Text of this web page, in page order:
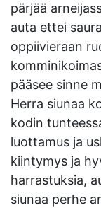
pärjää
auta ettei
oppiivieraan
pääsee sinne
Herra siunaa
kodin
luottamus ja
kiintymys ja
harrastuksia,
siunaa perhe